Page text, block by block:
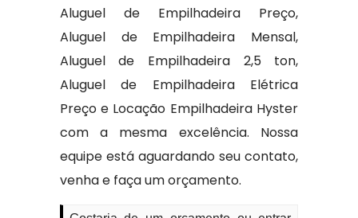
Aluguel de Empilhadeira Preço,
Aluguel de Empilhadeira Mensal,
Aluguel de Empilhadeira 2,5 ton,
Aluguel de Empilhadeira Elétrica
Preço e Locação Empilhadeira Hyster
com a mesma excelência. Nossa
equipe está aguardando seu contato,
venha e faça um orçamento.